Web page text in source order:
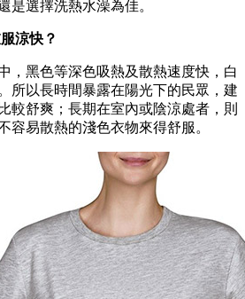
是選擇洗熱水澡為佳。
涼快？
，黑色等深色吸熱及散熱速度快，白
所以長時間暴露在陽光下的民眾，建
較舒爽；長期在室內或陰涼處者，則
容易散熱的淺色衣物來得舒服。